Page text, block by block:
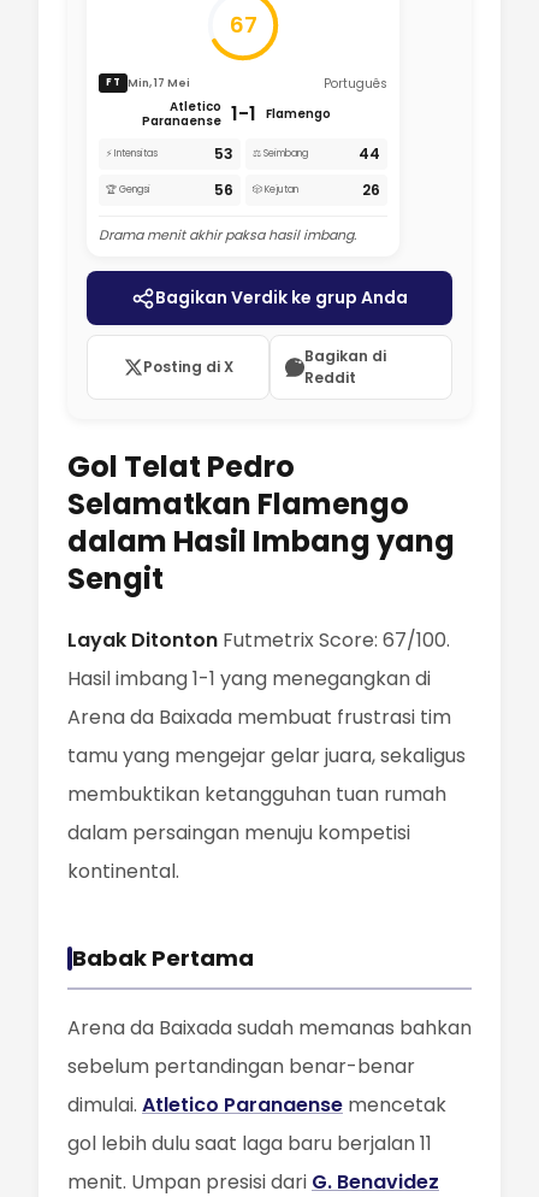
67
FT Min, 17 Mei
Português
Atletico
Paranaense 1-1 Flamengo
⚡ Intensitas 53 ⚖️ Seimbang 44
🏆 Gengsi 56 🎲 Kejutan 26
Drama menit akhir paksa hasil imbang.
Bagikan Verdik ke grup Anda
Posting di X
Bagikan di
Reddit
Gol Telat Pedro
Selamatkan Flamengo
dalam Hasil Imbang yang
Sengit
Layak Ditonton Futmetrix Score: 67/100.
Hasil imbang 1-1 yang menegangkan di
Arena da Baixada membuat frustrasi tim
tamu yang mengejar gelar juara, sekaligus
membuktikan ketangguhan tuan rumah
dalam persaingan menuju kompetisi
kontinental.
Babak Pertama
Arena da Baixada sudah memanas bahkan
sebelum pertandingan benar-benar
dimulai. Atletico Paranaense mencetak
gol lebih dulu saat laga baru berjalan 11
menit. Umpan presisi dari G. Benavidez